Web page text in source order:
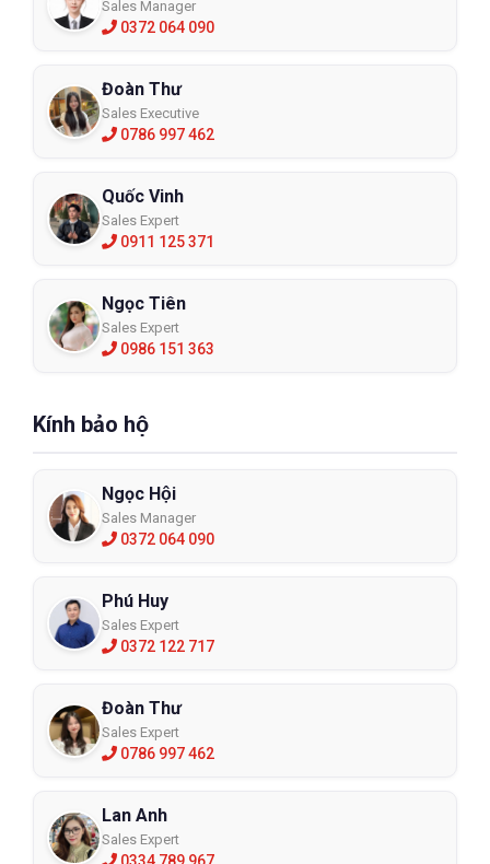
Sales Manager
0372 064 090
Đoàn Thư
Sales Executive
0786 997 462
Quốc Vinh
Sales Expert
0911 125 371
Ngọc Tiên
Sales Expert
0986 151 363
Kính bảo hộ
Ngọc Hội
Sales Manager
0372 064 090
Phú Huy
Sales Expert
0372 122 717
Đoàn Thư
Sales Expert
0786 997 462
Lan Anh
Sales Expert